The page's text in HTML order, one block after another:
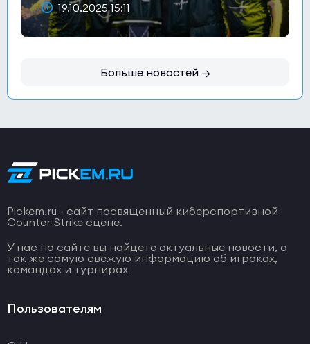
19.10.2025 15:11
Больше новостей →
Pickem.ru - сайт посвященный киберспортивной
Counter-Strike сцене.
У нас на сайте вы найдете актуальные новости, а
так же самую свежую информацию об игроках,
командах и турнирах
Пользователям